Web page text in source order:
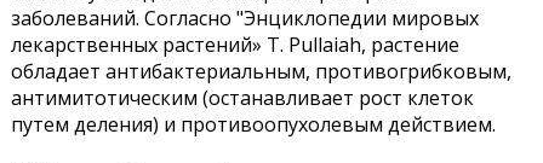
заболеваний. Согласно "Энциклопедии мировых
лекарственных растений» Т. Pullaiah, растение
обладает антибактериальным, противогрибковым,
антимитотическим (останавливает рост клеток
путем деления) и противоопухолевым действием.